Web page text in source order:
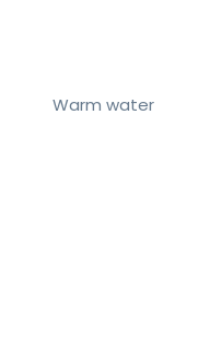
Warm water